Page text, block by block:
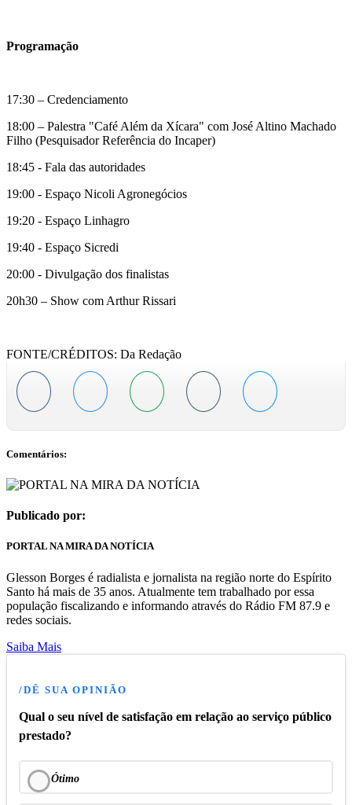
Programação
17:30 – Credenciamento
18:00 – Palestra "Café Além da Xícara" com José Altino Machado
Filho (Pesquisador Referência do Incaper)
18:45 - Fala das autoridades
19:00 - Espaço Nicoli Agronegócios
19:20 - Espaço Linhagro
19:40 - Espaço Sicredi
20:00 - Divulgação dos finalistas
20h30 – Show com Arthur Rissari
FONTE/CRÉDITOS: Da Redação
Comentários:
Publicado por:
PORTAL NA MIRA DA NOTÍCIA
Glesson Borges é radialista e jornalista na região norte do Espírito
Santo há mais de 35 anos. Atualmente tem trabalhado por essa
população fiscalizando e informando através do Rádio FM 87.9 e
redes sociais.
Saiba Mais
/DÊ SUA OPINIÃO
Qual o seu nível de satisfação em relação ao serviço público
prestado?
Ótimo